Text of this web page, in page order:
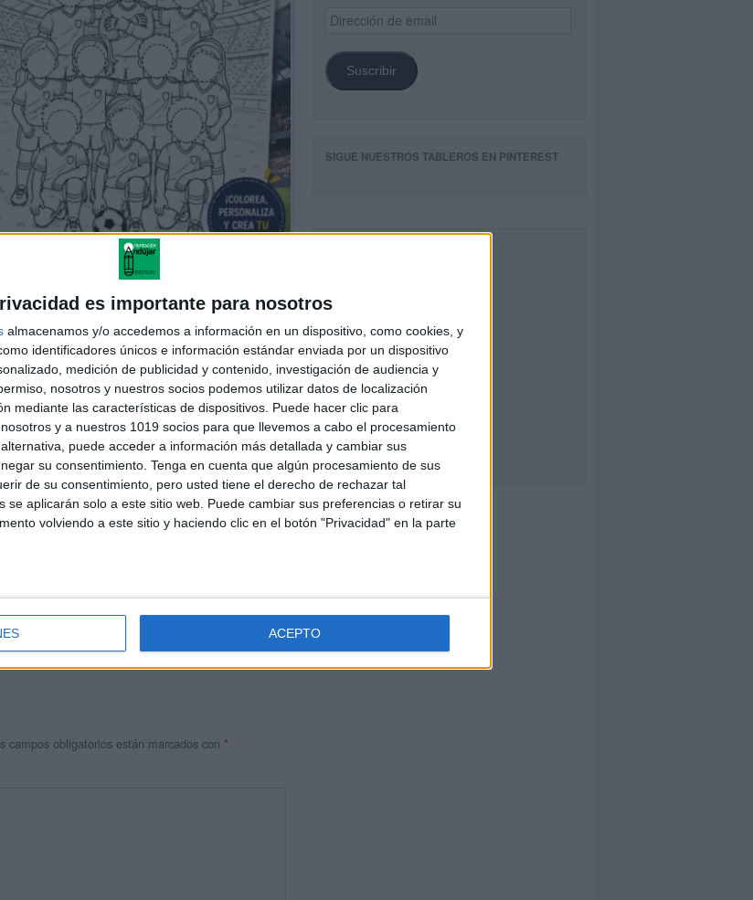
es importante para nosotros
almacenamos y/o accedemos a información en un dispositivo, como cookies, y
identificadores únicos e información estándar enviada por un dispositivo
medición de publicidad y contenido, investigación de audiencia y
nosotros y nuestros socios podemos utilizar datos de localización
mediante las características de dispositivos. Puede hacer clic para
y a nuestros 1019 socios para que llevemos a cabo el procesamiento
puede acceder a información más detallada y cambiar sus
su consentimiento. Tenga en cuenta que algún procesamiento de sus
de su consentimiento, pero usted tiene el derecho de rechazar tal
se aplicarán solo a este sitio web. Puede cambiar sus preferencias o retirar su
volviendo a este sitio y haciendo clic en el botón "Privacidad" en la parte
ACEPTO
campos obligatorios están marcados con *
Dirección
de
Suscribir
SIGUE NUESTROS TABLEROS EN PINTEREST